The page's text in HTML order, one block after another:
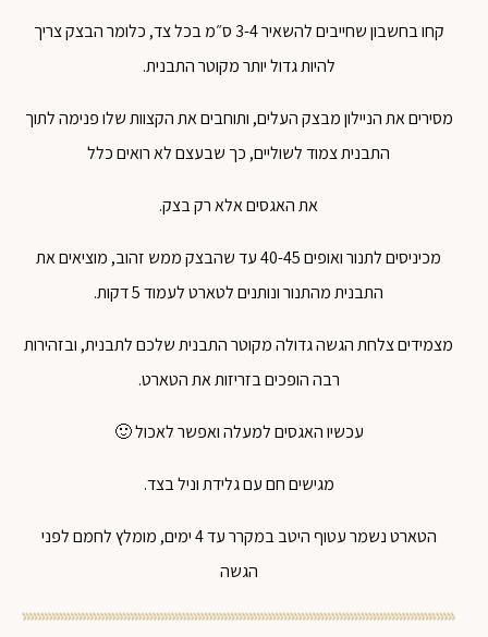
קחו בחשבון שחייבים להשאיר 3-4 ס״מ בכל צד, כלומר הבצק צריך
להיות גדול יותר מקוטר התבנית.
מסירים את הניילון מבצק העלים, ותוחבים את הקצוות שלו פנימה לתוך
התבנית צמוד לשוליים, כך שבעצם לא רואים כלל
את האגסים אלא רק בצק.
מכיניסים לתנור ואופים 40-45 עד שהבצק ממש זהוב, מוציאים את
התבנית מהתנור ונותנים לטארט לעמוד 5 דקות.
מצמידים צלחת הגשה גדולה מקוטר התבנית שלכם לתבנית, ובזהירות
רבה הופכים בזריזות את הטארט.
עכשיו האגסים למעלה ואפשר לאכול 🙂
מגישים חם עם גלידת וניל בצד.
הטארט נשמר עטוף היטב במקרר עד 4 ימים, מומלץ לחמם לפני
הגשה